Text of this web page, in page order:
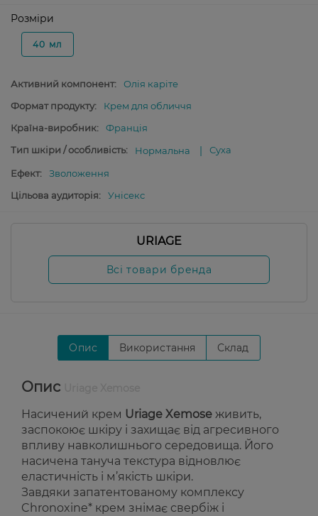
Розміри
40 мл
Активний компонент:
Олія каріте
Формат продукту:
Крем для обличчя
Країна-виробник:
Франція
Тип шкіри / особливість:
Нормальна Суха
Ефект:
Зволоження
Цільова аудиторія:
Унісекс
URIAGE
Всі товари бренда
Опис Використання Склад
Опис
Насичений крем Uriage Xemose живить,
заспокоює шкіру і захищає від агресивного
впливу навколишнього середовища. Його
насичена тануча текстура відновлює
еластичність і м’якість шкіри.
Завдяки запатентованому комплексу
Chronoxine* крем знімає свербіж і